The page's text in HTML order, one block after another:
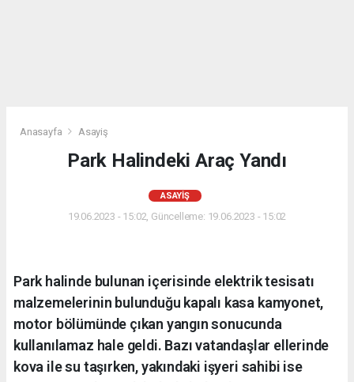
Anasayfa Asayiş
Park Halindeki Araç Yandı
ASAYIŞ
19.06.2023 - 15:02, Güncelleme: 19.06.2023 - 15:02
Park halinde bulunan içerisinde elektrik tesisatı
malzemelerinin bulunduğu kapalı kasa kamyonet,
motor bölümünde çıkan yangın sonucunda
kullanılamaz hale geldi. Bazı vatandaşlar ellerinde
kova ile su taşırken, yakındaki işyeri sahibi ise